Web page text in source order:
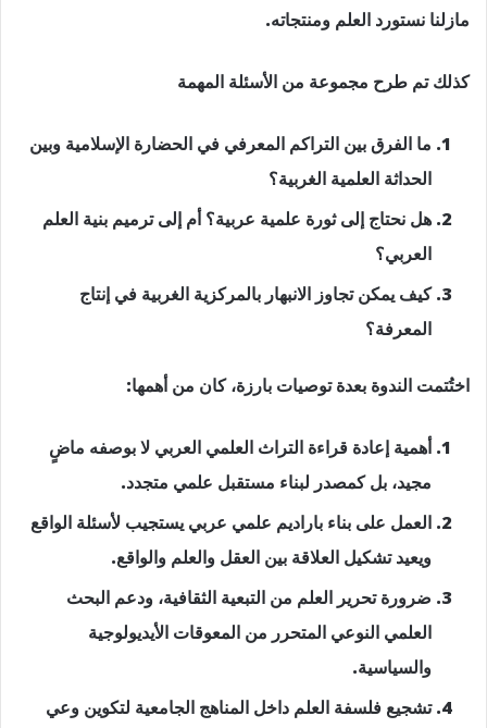
مازلنا نستورد العلم ومنتجاته.
كذلك تم طرح مجموعة من الأسئلة المهمة
ما الفرق بين التراكم المعرفي في الحضارة الإسلامية وبين
الحداثة العلمية الغربية؟
هل نحتاج إلى ثورة علمية عربية؟ أم إلى ترميم بنية العلم
العربي؟
كيف يمكن تجاوز الانبهار بالمركزية الغربية في إنتاج
المعرفة؟
اختُتمت الندوة بعدة توصيات بارزة، كان من أهمها:
أهمية إعادة قراءة التراث العلمي العربي لا بوصفه ماضٍ
مجيد، بل كمصدر لبناء مستقبل علمي متجدد.
العمل على بناء باراديم علمي عربي يستجيب لأسئلة الواقع
ويعيد تشكيل العلاقة بين العقل والعلم والواقع.
ضرورة تحرير العلم من التبعية الثقافية، ودعم البحث
العلمي النوعي المتحرر من المعوقات الأيديولوجية
والسياسية.
تشجيع فلسفة العلم داخل المناهج الجامعية لتكوين وعي